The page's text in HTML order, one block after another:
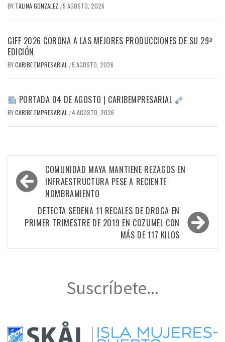
BY TALINA GONZALEZ /5 AGOSTO, 2026
GIFF 2026 CORONA A LAS MEJORES PRODUCCIONES DE SU 29ª
EDICIÓN
BYCARIBE EMPRESARIAL /5 AGOSTO, 2026
PORTADA 04 DE AGOSTO | CARIBEMPRESARIAL
BYCARIBE EMPRESARIAL /4 AGOSTO, 2026
Navegación
de
entradas
COMUNIDAD MAYA MANTIENE REZAGOS EN
INFRAESTRUCTURA PESE A RECIENTE
NOMBRAMIENTO
DETECTA SEDENA 11 RECALES DE DROGA EN
PRIMER TRIMESTRE DE 2019 EN COZUMEL CON
MÁS DE 117 KILOS
Suscríbete...